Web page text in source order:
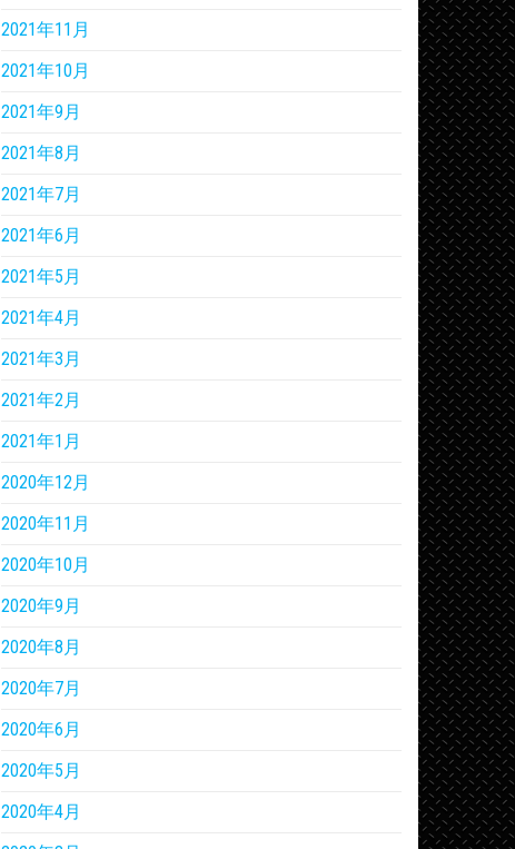
2021年11月
2021年10月
2021年9月
2021年8月
2021年7月
2021年6月
2021年5月
2021年4月
2021年3月
2021年2月
2021年1月
2020年12月
2020年11月
2020年10月
2020年9月
2020年8月
2020年7月
2020年6月
2020年5月
2020年4月